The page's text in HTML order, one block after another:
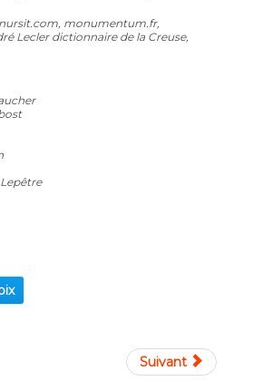
monumentum.fr,
Lecler dictionnaire de la Creuse,
Suivant